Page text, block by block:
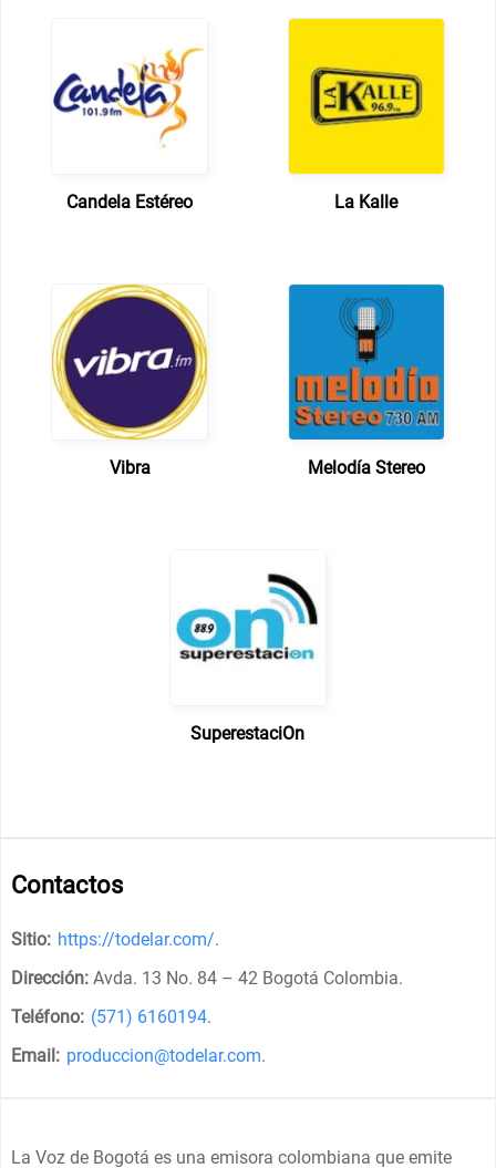
Candela Estéreo La Kalle
Vibra Melodía Stereo
SuperestaciOn
Contactos
Sitio: https://todelar.com/.
Dirección: Avda. 13 No. 84 – 42 Bogotá Colombia.
Teléfono: (571) 6160194.
Email: produccion@todelar.com.
La Voz de Bogotá es una emisora colombiana que emite